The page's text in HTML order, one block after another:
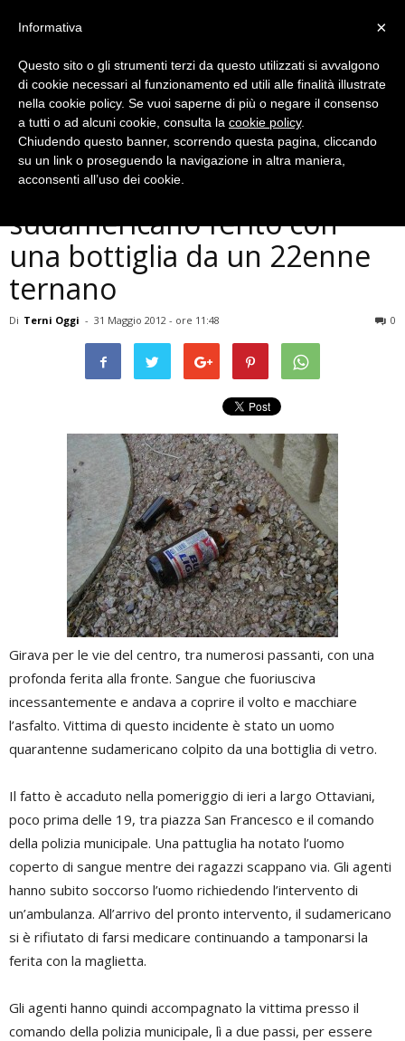
Cronaca
Aggressione in centro,
sudamericano ferito con
una bottiglia da un 22enne
ternano
Di Terni Oggi - 31 Maggio 2012 - ore 11:48 0
Girava per le vie del centro, tra numerosi passanti, con una
profonda ferita alla fronte. Sangue che fuoriusciva
incessantemente e andava a coprire il volto e macchiare
l’asfalto. Vittima di questo incidente è stato un uomo
quarantenne sudamericano colpito da una bottiglia di vetro.
Il fatto è accaduto nella pomeriggio di ieri a largo Ottaviani,
poco prima delle 19, tra piazza San Francesco e il comando
della polizia municipale. Una pattuglia ha notato l’uomo
coperto di sangue mentre dei ragazzi scappano via. Gli agenti
hanno subito soccorso l’uomo richiedendo l’intervento di
un’ambulanza. All’arrivo del pronto intervento, il sudamericano
si è rifiutato di farsi medicare continuando a tamponarsi la
ferita con la maglietta.
Gli agenti hanno quindi accompagnato la vittima presso il
comando della polizia municipale, lì a due passi, per essere
×
Informativa
Questo sito o gli strumenti terzi da questo utilizzati si avvalgono
di cookie necessari al funzionamento ed utili alle finalità illustrate
nella cookie policy. Se vuoi saperne di più o negare il consenso
a tutti o ad alcuni cookie, consulta la cookie policy.
Chiudendo questo banner, scorrendo questa pagina, cliccando
su un link o proseguendo la navigazione in altra maniera,
acconsenti all’uso dei cookie.